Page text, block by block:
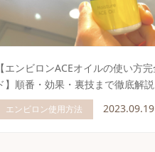
【エンビロンACEオイルの使い方
】順番・効果・裏技まで徹底解説
エンビロン使用方法 2023.09.19